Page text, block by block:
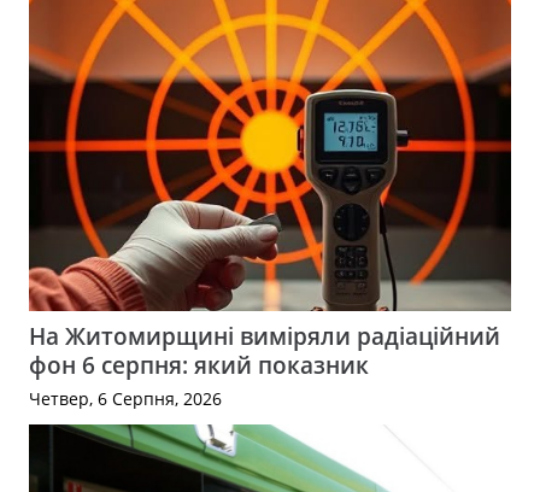
На Житомирщині виміряли радіаційний
фон 6 серпня: який показник
Четвер, 6 Серпня, 2026